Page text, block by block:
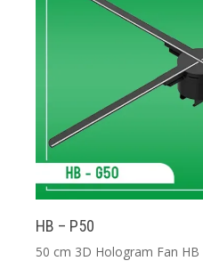
HB – P50
50 cm 3D Hologram Fan HB